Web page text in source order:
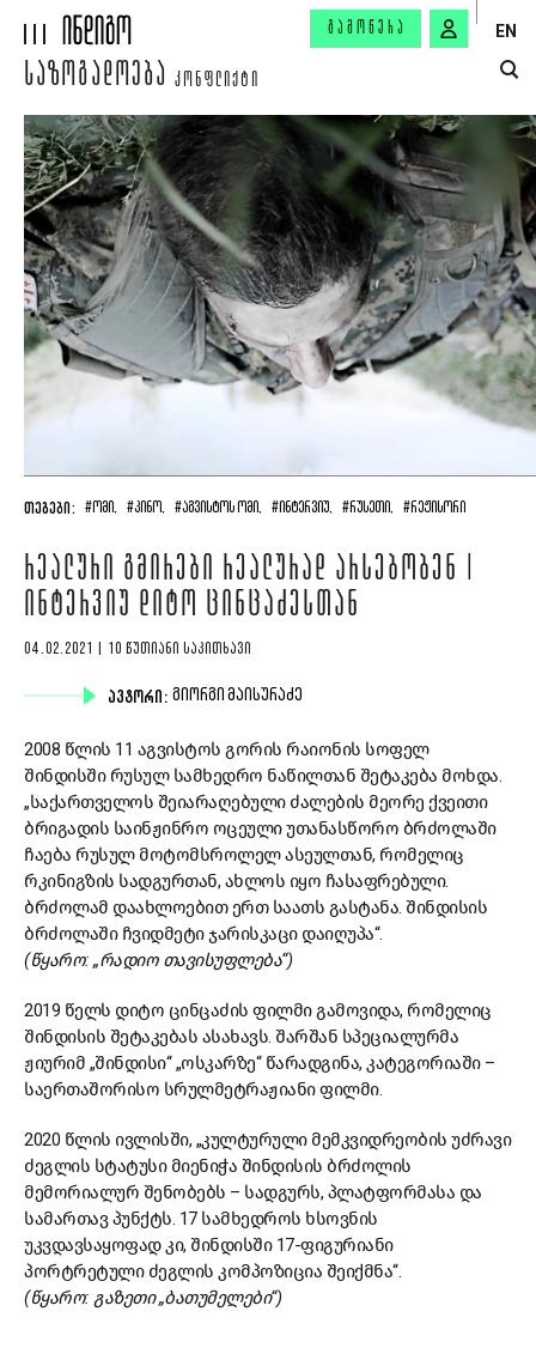
ᲒᲐᲛᲝᲬᲔᲠᲐ EN
ᲡᲐᲖᲝᲒᲐᲓᲝᲔᲑᲐ ᲙᲝᲜᲤᲚᲘᲥᲢᲘ
ᲗᲔᲒᲔᲑᲘ: #ᲝᲛᲘ, #ᲙᲘᲜᲝ, #ᲐᲒᲕᲘᲡᲢᲝᲡ ᲝᲛᲘ, #ᲘᲜᲢᲔᲠᲕᲘᲣ, #ᲠᲣᲡᲔᲗᲘ, #ᲠᲔᲟᲘᲡᲝᲠᲘ
ᲠᲔᲐᲚᲣᲠᲘ ᲒᲛᲘᲠᲔᲑᲘ ᲠᲔᲐᲚᲣᲠᲐᲓ ᲐᲠᲡᲔᲑᲝᲑᲔᲜ |
ᲘᲜᲢᲔᲠᲕᲘᲣ ᲓᲘᲢᲝ ᲪᲘᲜᲪᲐᲫᲔᲡᲗᲐᲜ
04.02.2021 | 10 ᲬᲣᲗᲘᲐᲜᲘ ᲡᲐᲙᲘᲗᲮᲐᲕᲘ
ᲐᲕᲢᲝᲠᲘ: ᲒᲘᲝᲠᲒᲘ ᲛᲐᲘᲡᲣᲠᲐᲫᲔ
2008 წლის 11 აგვისტოს გორის რაიონის სოფელ
შინდისში რუსულ სამხედრო ნაწილთან შეტაკება მოხდა.
„საქართველოს შეიარაღებული ძალების მეორე ქვეითი
ბრიგადის საინჟინრო ოცეული უთანასწორო ბრძოლაში
ჩაება რუსულ მოტომსროლელ ასეულთან, რომელიც
რკინიგზის სადგურთან, ახლოს იყო ჩასაფრებული.
ბრძოლამ დაახლოებით ერთ საათს გასტანა. შინდისის
ბრძოლაში ჩვიდმეტი ჯარისკაცი დაიღუპა“.
(წყარო: „რადიო თავისუფლება“)
2019 წელს დიტო ცინცაძის ფილმი გამოვიდა, რომელიც
შინდისის შეტაკებას ასახავს. შარშან სპეციალურმა
ჟიურიმ „შინდისი“ „ოსკარზე“ წარადგინა, კატეგორიაში –
საერთაშორისო სრულმეტრაჟიანი ფილმი.
2020 წლის ივლისში, „კულტურული მემკვიდრეობის უძრავი
ძეგლის სტატუსი მიენიჭა შინდისის ბრძოლის
მემორიალურ შენობებს – სადგურს, პლატფორმასა და
სამართავ პუნქტს. 17 სამხედროს ხსოვნის
უკვდავსაყოფად კი, შინდისში 17-ფიგურიანი
პორტრეტული ძეგლის კომპოზიცია შეიქმნა“.
(წყარო: გაზეთი „ბათუმელები“)